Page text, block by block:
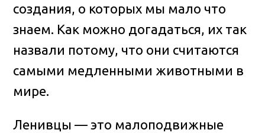
создания, о которых мы мало что
знаем. Как можно догадаться, их так
назвали потому, что они считаются
самыми медленными животными в
мире.
Ленивцы — это малоподвижные